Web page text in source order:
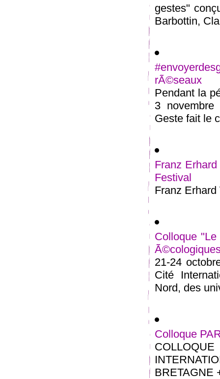
gestes"
Barbottin,
rÃ©seaux
Pendant la
3 novembre
Geste fait le
Franz
Festival
Franz
Colloque
21-24
Cité
Nord, des
Colloque
BRETAGNE